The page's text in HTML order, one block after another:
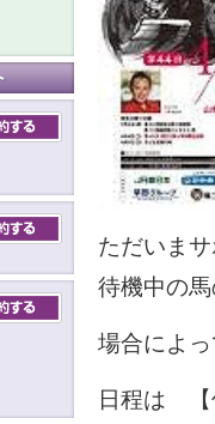
ただいま
待機中の
場合によ
日程は 【